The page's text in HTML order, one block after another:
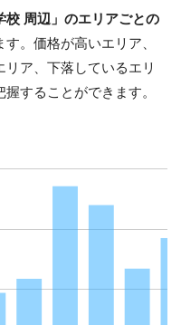
校 周辺」のエリアごとの
。価格が高いエリア、
ア、下落しているエリ
することができます。